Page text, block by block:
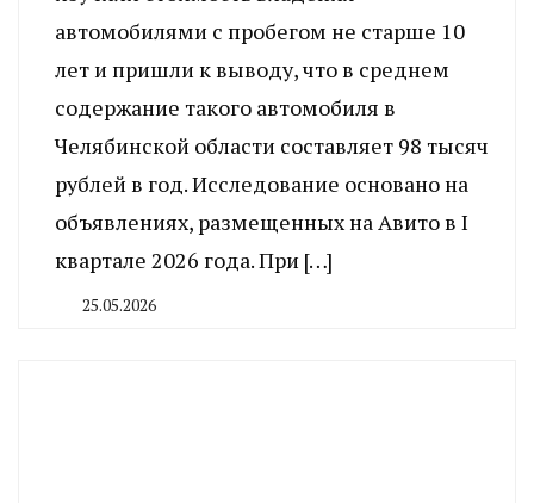
автомобилями с пробегом не старше 10
лет и пришли к выводу, что в среднем
содержание такого автомобиля в
Челябинской области составляет 98 тысяч
рублей в год. Исследование основано на
объявлениях, размещенных на Авито в I
квартале 2026 года. При […]
25.05.2026